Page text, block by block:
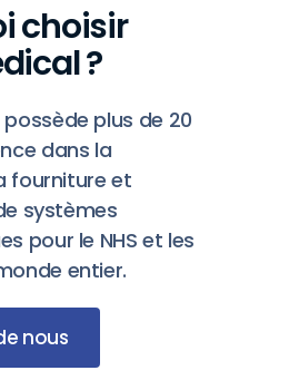
choisir
?
plus de 20
dans la
fourniture et
systèmes
pour le NHS et les
entier.
nous